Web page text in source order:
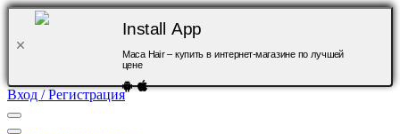
Install App
Maca Hair – купить в интернет-магазине по лучшей
цене
Вход / Регистрация